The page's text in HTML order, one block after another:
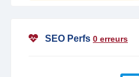
SEO Perfs 0 erreurs